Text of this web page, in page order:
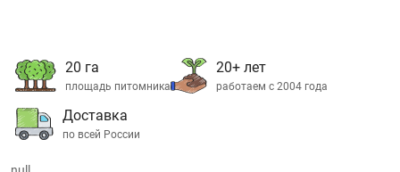
20 га
площадь питомника
20+ лет
работаем с 2004 года
Доставка
по всей России